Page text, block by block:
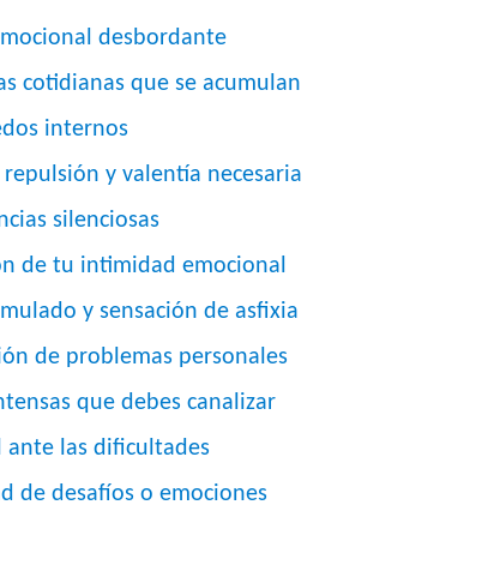
desbordante
cotidianas que se acumulan
internos
y valentía necesaria
silenciosas
de tu intimidad emocional
y sensación de asfixia
de problemas personales
que debes canalizar
las dificultades
de desafíos o emociones